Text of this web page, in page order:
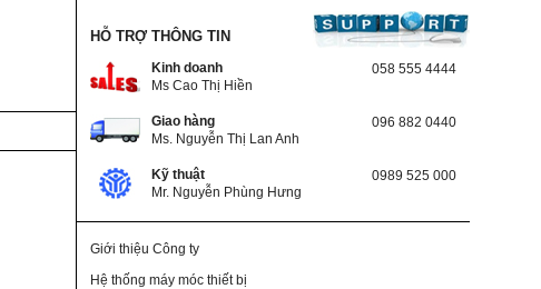
HỖ TRỢ THÔNG TIN
Kinh doanh
Ms Cao Thị Hiền
058 555 4444
Giao hàng
Ms. Nguyễn Thị Lan Anh
096 882 0440
Kỹ thuật
Mr. Nguyễn Phùng Hưng
0989 525 000
Giới thiệu Công ty
Hệ thống máy móc thiết bị